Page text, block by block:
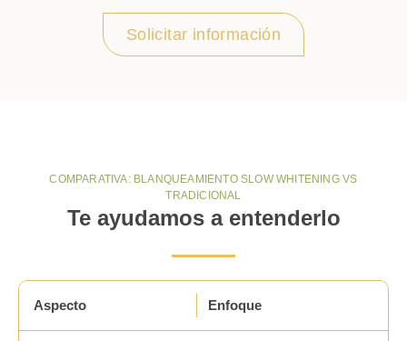
Solicitar información
COMPARATIVA: BLANQUEAMIENTO SLOW WHITENING VS
TRADICIONAL
Te ayudamos a entenderlo
Enfoque